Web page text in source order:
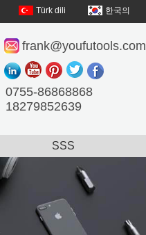
Türk dili 한국의
frank@youfutools.com
0755-86868868
18279852639
SSS